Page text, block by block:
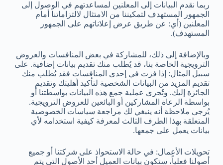
ربما نقدم البيانات إلى المعلنين لمساعدتهم في الوصول إلى
الجمهور المستهدف لتمكيننا من الامتثال لالتزاماتنا أمام
المعلنين (أي: عن طريق عرض إعلاناتهم على الجمهور
المستهدف).
وبالإضافة إلى ذلك، للمشاركة في بعض المنافسات والعروض
الترويجية الخاصة بنا، قد يُطلب منك تقديم بيانات إضافية. على
سبيل المثال: إذا فزت في إحدى المنافسات فقد يُطلب منك
تقديم المزيد من البيانات الشخصية لتأكيد أهليتك وتقديم
الجائزة إليك. وتُجرى عملية جمع هذه البيانات بواسطتنا أو
بواسطة الرعاة المشاركين أو البائعين للعروض الترويجية.
يُرجى ملاحظة أنه ينبغي لك مراجعة سياسات الخصوصية
المتعلقة بهذا الطرف الثالث لمعرفة كيفية استخدامه لأي
بيانات يعمل على جمعها.
تحويلات الأعمال: في حالة الاستحواذ على شركتنا أو جميع
أصولنا فعلياً، ستكون بيانات العميل أحد الأصول التي يتم